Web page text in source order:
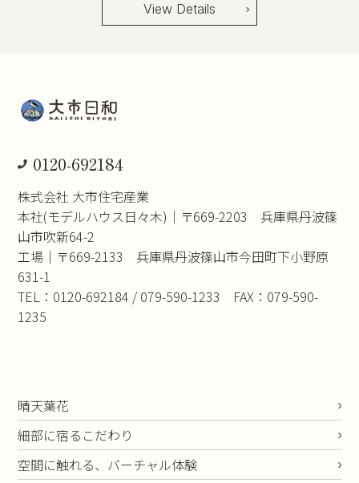
View Details
0120-692184
株式会社 大市住宅産業
本社(モデルハウス日々木)｜〒669-2203 兵庫県丹波篠
山市吹新64-2
工場｜〒669-2133 兵庫県丹波篠山市今田町下小野原
631-1
TEL：0120-692184 / 079-590-1233 FAX：079-590-
1235
晴天葉花
細部に宿るこだわり
空間に触れる、バーチャル体験